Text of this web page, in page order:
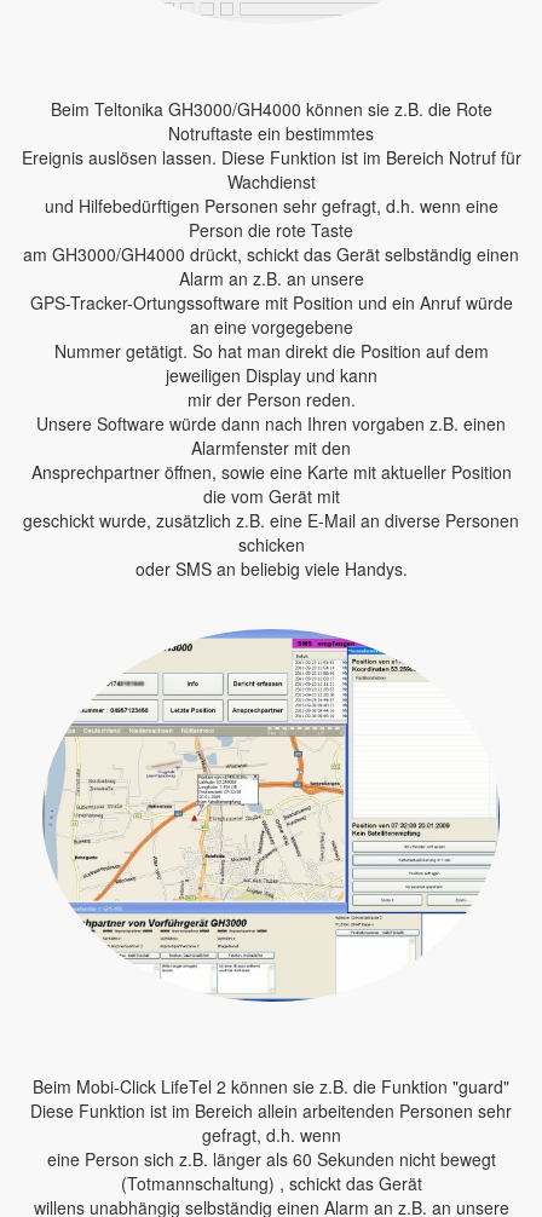
Beim Teltonika GH3000/GH4000 können sie z.B. die Rote
Notruftaste ein bestimmtes
Ereignis auslösen lassen. Diese Funktion ist im Bereich Notruf für
Wachdienst
und Hilfebedürftigen Personen sehr gefragt, d.h. wenn eine
Person die rote Taste
am GH3000/GH4000 drückt, schickt das Gerät selbständig einen
Alarm an z.B. an unsere
GPS-Tracker-Ortungssoftware mit Position und ein Anruf würde
an eine vorgegebene
Nummer getätigt. So hat man direkt die Position auf dem
jeweiligen Display und kann
mir der Person reden.
Unsere Software würde dann nach Ihren vorgaben z.B. einen
Alarmfenster mit den
Ansprechpartner öffnen, sowie eine Karte mit aktueller Position
die vom Gerät mit
geschickt wurde, zusätzlich z.B. eine E-Mail an diverse Personen
schicken
oder SMS an beliebig viele Handys.
Beim Mobi-Click LifeTel 2 können sie z.B. die Funktion "guard"
Diese Funktion ist im Bereich allein arbeitenden Personen sehr
gefragt, d.h. wenn
eine Person sich z.B. länger als 60 Sekunden nicht bewegt
(Totmannschaltung) , schickt das Gerät
willens unabhängig selbständig einen Alarm an z.B. an unsere